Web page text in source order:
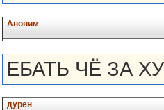
Аноним
ЕБАТЬ ЧЁ ЗА
дурен